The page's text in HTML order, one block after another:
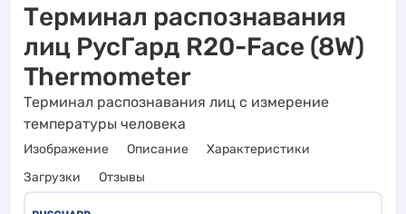
Терминал распознавания
лиц РусГард R20-Face (8W)
Thermometer
Терминал распознавания лиц с измерение
температуры человека
Изображение Описание
Характеристики
Загрузки
Отзывы